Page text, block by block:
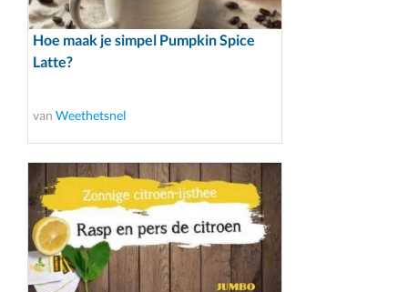
Hoe maak je simpel Pumpkin Spice
Latte?
van Weethetsnel